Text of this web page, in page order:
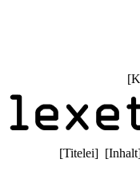
[
[Titelei] [Inhalt